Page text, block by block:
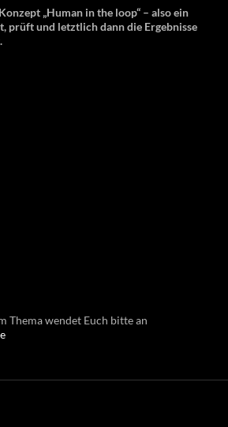
„Human in the loop“ – also ein
prüft und letztlich dann die Ergebnisse
Thema wendet Euch bitte an